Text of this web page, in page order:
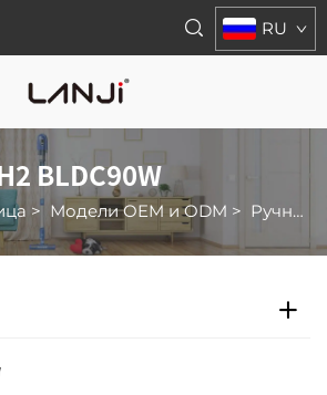
RU
BLDC90W
> Модели OEM и ODM > Ручной Мини-Пылесос